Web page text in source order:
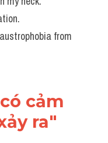
from
cảm
ra"